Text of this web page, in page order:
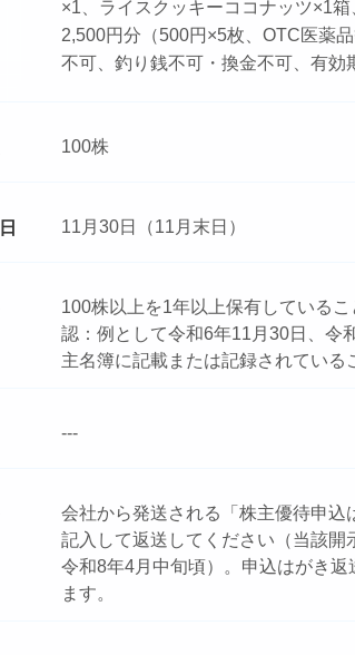
×1、ライスクッキーココナッツ×1
2,500円分（500円×5枚、OTC医薬
不可、釣り銭不可・換金不可、有効
100株
11月30日（11月末日）
100株以上を1年以上保有している
認：例として令和6年11月30日、令
主名簿に記載または記録されている
---
会社から発送される「株主優待申込
記入して返送してください（当該
令和8年4月中旬頃）。申込はがき
ます。